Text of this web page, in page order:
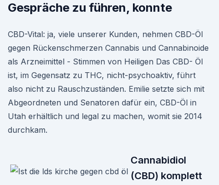
Gespräche zu führen, konnte
CBD-Vital: ja, viele unserer Kunden, nehmen CBD-Öl
gegen Rückenschmerzen Cannabis und Cannabinoide
als Arzneimittel - Stimmen von Heiligen Das CBD- Öl
ist, im Gegensatz zu THC, nicht-psychoaktiv, führt
also nicht zu Rauschzuständen. Emilie setzte sich mit
Abgeordneten und Senatoren dafür ein, CBD-Öl in
Utah erhältlich und legal zu machen, womit sie 2014
durchkam.
Cannabidiol
(CBD) komplett